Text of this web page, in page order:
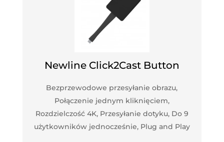
Newline Click2Cast Button
Bezprzewodowe przesyłanie obrazu,
Połączenie jednym kliknięciem,
Rozdzielczość 4K, Przesyłanie dotyku, Do 9
użytkowników jednocześnie, Plug and Play